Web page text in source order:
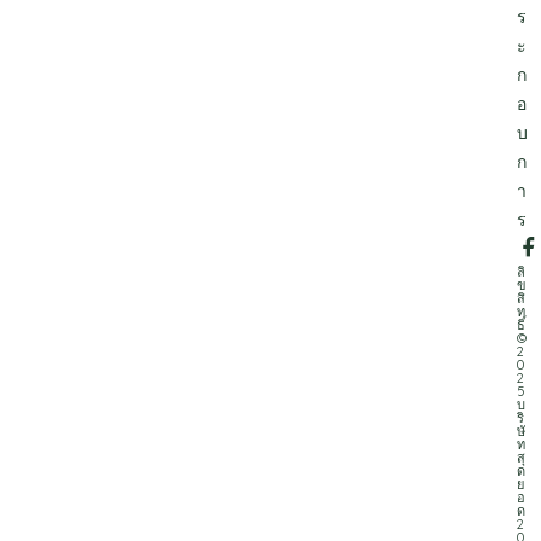
ร
ะ
ก
อ
บ
ก
า
ร
ลิ
ข
สิ
ท
ธิ์
©
2
0
2
5
บ
ริ
ษั
ท
สุ
ด
ย
อ
ด
2
0